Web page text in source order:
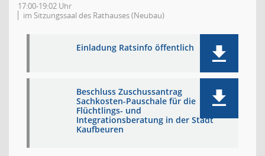
17:00-19:02 Uhr
im Sitzungssaal des Rathauses (Neubau)
Einladung Ratsinfo öffentlich
Beschluss Zuschussantrag
Sachkosten-Pauschale für die
Flüchtlings- und
Integrationsberatung in der Stadt
Kaufbeuren